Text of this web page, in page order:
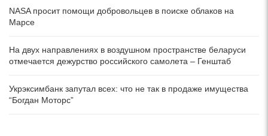
NASA просит помощи добровольцев в поиске облаков на
Марсе
На двух направлениях в воздушном пространстве беларуси
отмечается дежурство российского самолета – Генштаб
Укрэксимбанк запутал всех: что не так в продаже имущества
“Богдан Моторс”